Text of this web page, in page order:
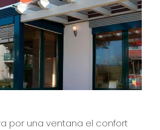
por una ventana el confort